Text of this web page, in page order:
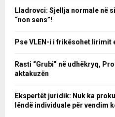
Lladrovci: Sjellja normale në
“non sens”!
Pse VLEN-i i frikësohet lirimit
Rasti “Grubi” në udhëkryq,
aktakuzën
Ekspertët juridik: Nuk ka
lëndë individuale për vendim